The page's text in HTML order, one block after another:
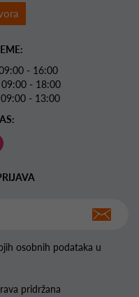
- 16:00
- 18:00
- 13:00
osobnih podataka u
pridržana